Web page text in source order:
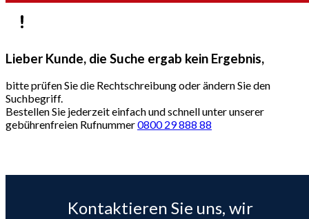
Lieber Kunde, die Suche ergab kein Ergebnis,
bitte prüfen Sie die Rechtschreibung oder ändern Sie den
Suchbegriff.
Bestellen Sie jederzeit einfach und schnell unter unserer
gebührenfreien Rufnummer0800 29 888 88
Kontaktieren Sie uns, wir